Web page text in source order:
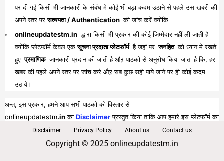
पर दी गई किसी भी जानकारी के संबंध मे कोई भी बड़ा कदम उठाने से पहले उस खबरी की
अपने स्तर परसत्ययता / Authentication की जांच करें क्योंकि
onlineupdatestm.in द्धारा किसी भी प्रकार की कोई जिम्मेदार नहीं ली जाती है
क्योंकि प्लेटफॉर्म केवल एकसूचना प्रदाता प्लेटफॉर्म है जहां पर जनहित को ध्यान मे रखते
हुए प्रमाणिक जानकारी प्रदान की जाती है औऱ पाठको से अनुरोध किया जाता है कि, हर
खबर की पहले अपने स्तर पर जांच करे औऱ सब कुछ सही पाये जाने पर ही कोई कदम
उठाये।
अन्त, इस प्रकार, हमने आप सभी पाठको को विस्तार से
onlineupdatestm.inका Disclaimerप्रस्तुत किया ताकि आप हमारे इस प्लेटफॉर्म का
पूरा व भरपूर लाभ प्राप्त कर सकें।
Disclaimer Privacy Policy About us Contact us
Copyright © 2025 onlineupdatestm.in